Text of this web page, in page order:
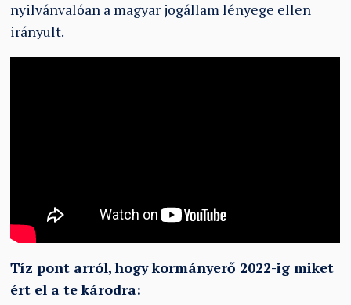
nyilvánvalóan a magyar jogállam lényege ellen
irányult.
Tíz pont arról, hogy kormányerő 2022-ig miket
ért el a te károdra: